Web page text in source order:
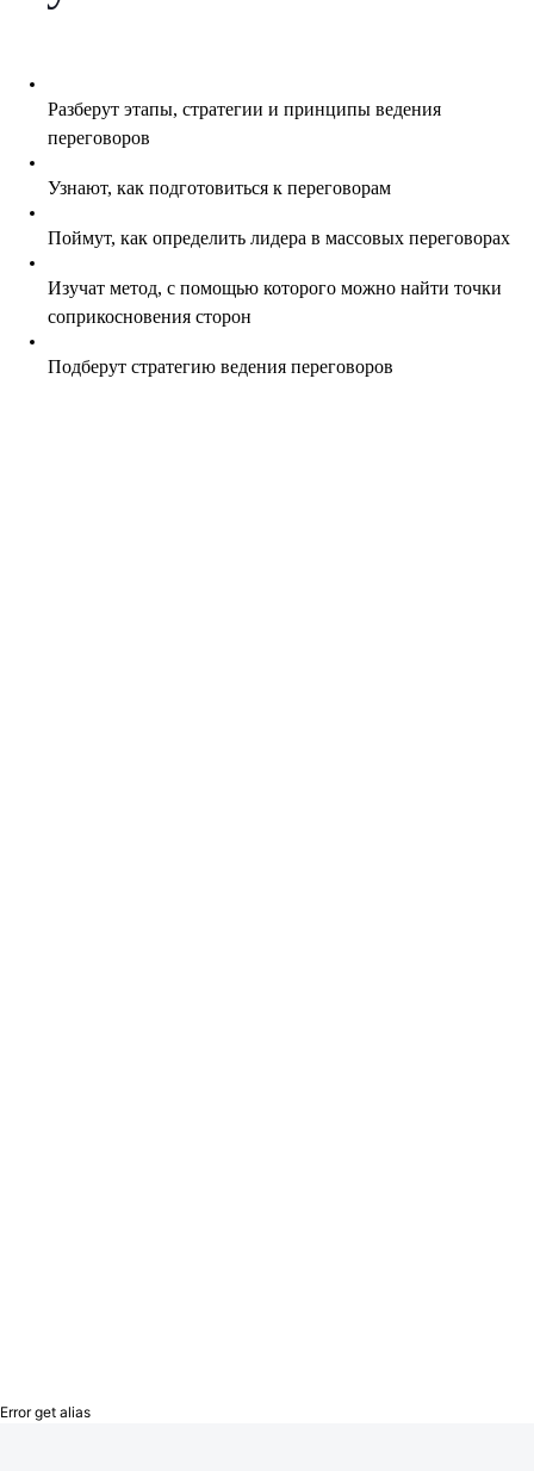
Разберут этапы, стратегии и принципы ведения
переговоров
Узнают, как подготовиться к переговорам
Поймут, как определить лидера в массовых переговорах
Изучат метод, с помощью которого можно найти точки
соприкосновения сторон
Подберут стратегию ведения переговоров
Error get alias